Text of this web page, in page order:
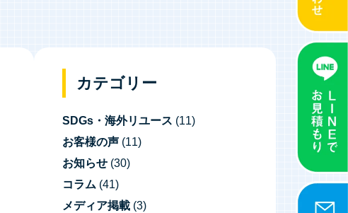
カテゴリー
SDGs・海外リユース (11)
お客様の声 (11)
お知らせ (30)
コラム (41)
メディア掲載 (3)